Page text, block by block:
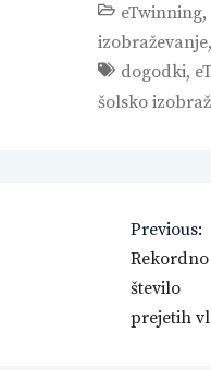
eTwinning,
izobraževanje,
dogodki,
šolsko
Navigacija
prispevka
Previous:
Rekordno
število
prejetih